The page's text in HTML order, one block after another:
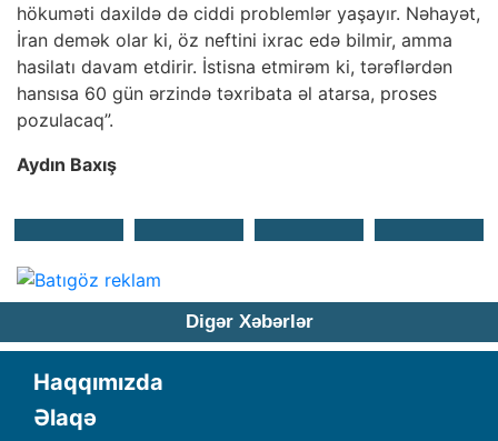
hökuməti daxildə də ciddi problemlər yaşayır. Nəhayət,
İran demək olar ki, öz neftini ixrac edə bilmir, amma
hasilatı davam etdirir. İstisna etmirəm ki, tərəflərdən
hansısa 60 gün ərzində təxribata əl atarsa, proses
pozulacaq”.
Aydın Baxış
Digər Xəbərlər
Haqqımızda
Əlaqə